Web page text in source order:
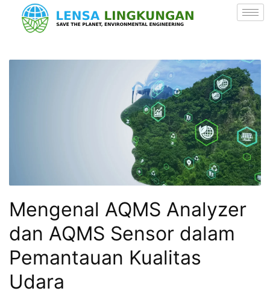
Mengenal AQMS Analyzer
dan AQMS Sensor dalam
Pemantauan Kualitas
Udara